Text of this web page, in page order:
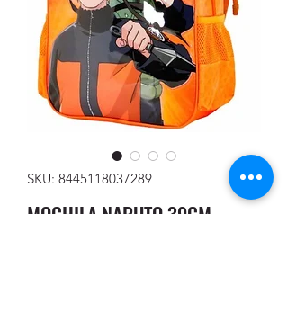
SKU: 8445118037289
MOCHILA NARUTO 39CM